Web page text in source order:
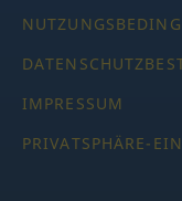
IMPRESSUM
PRIVATSPHÄRE-